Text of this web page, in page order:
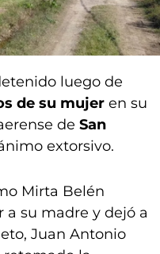
luego de
de su mujer en su
de San
extorsivo.
Mirta Belén
a su madre y dejó a
Juan Antonio